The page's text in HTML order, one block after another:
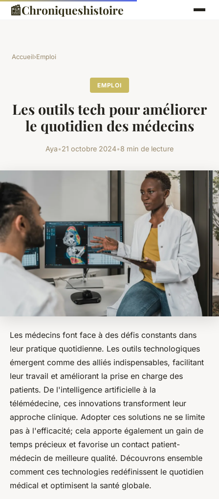
📰Chroniqueshistoire
Accueil›Emploi
EMPLOI
Les outils tech pour améliorer
le quotidien des médecins
Aya•21 octobre 2024•8 min de lecture
Les médecins font face à des défis constants dans
leur pratique quotidienne. Les outils technologiques
émergent comme des alliés indispensables, facilitant
leur travail et améliorant la prise en charge des
patients. De l'intelligence artificielle à la
télémédecine, ces innovations transforment leur
approche clinique. Adopter ces solutions ne se limite
pas à l'efficacité; cela apporte également un gain de
temps précieux et favorise un contact patient-
médecin de meilleure qualité. Découvrons ensemble
comment ces technologies redéfinissent le quotidien
médical et optimisent la santé globale.